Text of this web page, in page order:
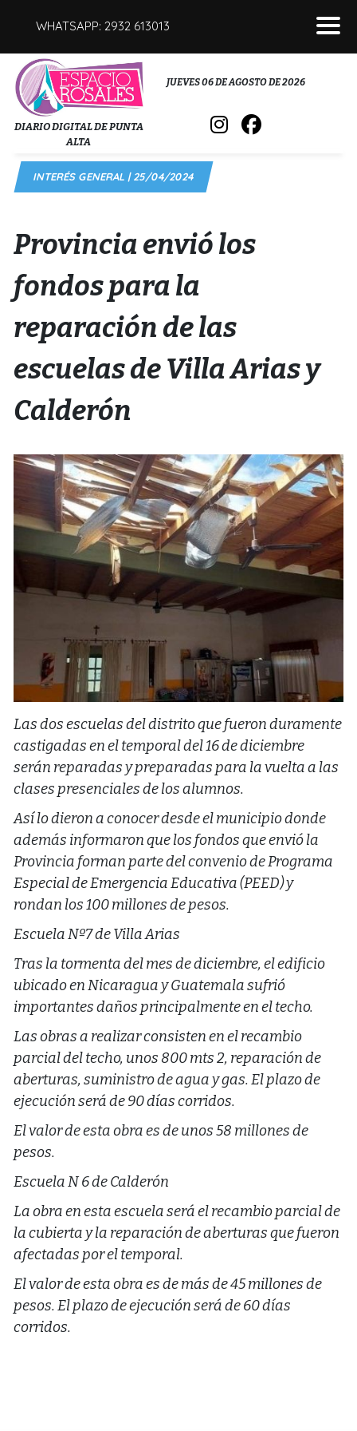
WHATSAPP: 2932 613013
POLICIALES
INTERÉS GENERAL
DEPORTES
DIARIO DIGITAL DE PUNTA
ALTA
JUEVES 06 DE AGOSTO DE 2026
INTERÉS GENERAL | 25/04/2024
Provincia envió los
fondos para la
reparación de las
escuelas de Villa Arias y
Calderón
Las dos escuelas del distrito que fueron duramente
castigadas en el temporal del 16 de diciembre
serán reparadas y preparadas para la vuelta a las
clases presenciales de los alumnos.
Así lo dieron a conocer desde el municipio donde
además informaron que los fondos que envió la
Provincia forman parte del convenio de Programa
Especial de Emergencia Educativa (PEED) y
rondan los 100 millones de pesos.
Escuela Nº7 de Villa Arias
Tras la tormenta del mes de diciembre, el edificio
ubicado en Nicaragua y Guatemala sufrió
importantes daños principalmente en el techo.
Las obras a realizar consisten en el recambio
parcial del techo, unos 800 mts 2, reparación de
aberturas, suministro de agua y gas. El plazo de
ejecución será de 90 días corridos.
El valor de esta obra es de unos 58 millones de
pesos.
Escuela N 6 de Calderón
La obra en esta escuela será el recambio parcial de
la cubierta y la reparación de aberturas que fueron
afectadas por el temporal.
El valor de esta obra es de más de 45 millones de
pesos. El plazo de ejecución será de 60 días
corridos.